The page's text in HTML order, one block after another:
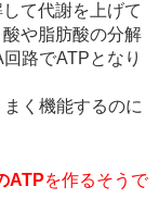
て代謝を上げて
や脂肪酸の分解
路でATPとなり
く機能するのに
ATPを作るそうで